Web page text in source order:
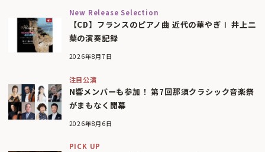
New Release Selection
【CD】フランスのピアノ曲 近代の華やぎⅠ 井上二
葉の演奏記録
2026年8月7日
注目公演
N響メンバーも参加！ 第7回那須クラシック音楽祭
がまもなく開幕
2026年8月6日
PICK UP